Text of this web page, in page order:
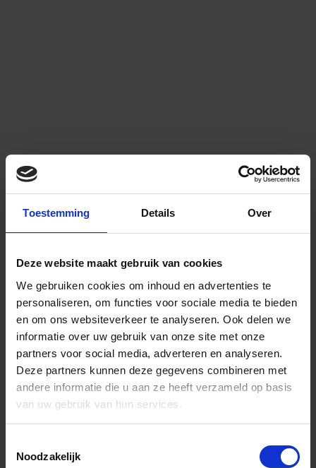
Toestemming Details Over
Deze website maakt gebruik van cookies
We gebruiken cookies om inhoud en advertenties te
personaliseren, om functies voor sociale media te bieden
en om ons websiteverkeer te analyseren. Ook delen we
informatie over uw gebruik van onze site met onze
partners voor social media, adverteren en analyseren.
Deze partners kunnen deze gegevens combineren met
andere informatie die u aan ze heeft verzameld op basis
van uw gebruik van hun services.
Noodzakelijk